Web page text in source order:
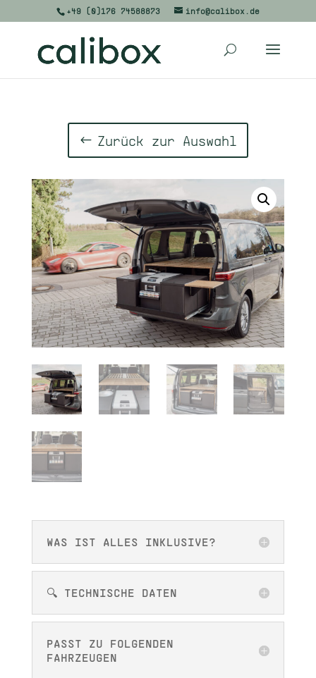
+49 (0)176 74588873 info@calibox.de
Zurück zur Auswahl
WAS IST ALLES INKLUSIVE?
🔍 TECHNISCHE DATEN
PASST ZU FOLGENDEN
FAHRZEUGEN